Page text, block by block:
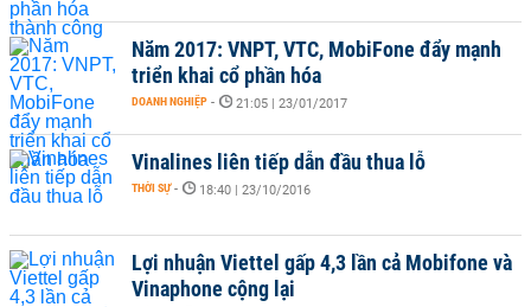
Năm 2017: VNPT, VTC, MobiFone đẩy mạnh
triển khai cổ phần hóa
DOANH NGHIỆP - 21:05 | 23/01/2017
Vinalines liên tiếp dẫn đầu thua lỗ
THỜI SỰ - 18:40 | 23/10/2016
Lợi nhuận Viettel gấp 4,3 lần cả Mobifone và
Vinaphone cộng lại